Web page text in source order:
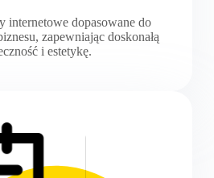
internetowe dopasowane do
zapewniając doskonałą
i estetykę.